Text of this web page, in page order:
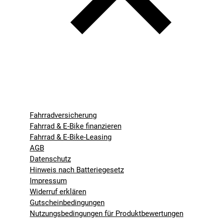
Fahrradversicherung
Fahrrad & E-Bike finanzieren
Fahrrad & E-Bike-Leasing
AGB
Datenschutz
Hinweis nach Batteriegesetz
Impressum
Widerruf erklären
Gutscheinbedingungen
Nutzungsbedingungen für Produktbewertungen